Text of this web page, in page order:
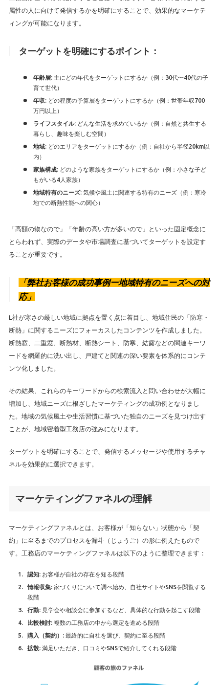
属性の人に向けて発信するかを明確にすることで、効果的なマーケテ
ィングが可能になります。
ターゲットを明確にするポイント：
年齢層: 主にどの年代をターゲットにするか（例：30代〜40代の子
育て世代）
年収: どの程度の予算層をターゲットにするか（例：世帯年収700
万円以上）
ライフスタイル: どんな生活を求めているか（例：自然と共生する
暮らし、趣味を楽しむ空間）
地域: どのエリアをターゲットにするか（例：自社から半径20km以
内）
家族構成: どのような家族をターゲットにするか（例：小さな子ど
もがいる4人家族）
地域特有のニーズ: 気候や風土に関連する特有のニーズ（例：寒冷
地での断熱性能への関心）
「高額の物なので」「年齢の高い方が多いので」といった固定概念に
とらわれず、実際のデータや市場調査に基づいてターゲットを設定す
ることが重要です。
「弊社お客様の成功事例ー地域特有のニーズへの対
応」
L社が寒さの厳しい地域に拠点を置く点に着目し、地域住民の「防寒・
断熱」に関するニーズにフォーカスしたコンテンツを作成しました。
断熱窓、二重窓、断熱材、断熱シート、防寒、結露などの関連キーワ
ードを網羅的に洗い出し、戸建てと関連の深い要素を体系的にコンテ
ンツ化しました。
その結果、これらのキーワードからの検索流入と問い合わせが大幅に
増加し、地域ニーズに根ざしたマーケティングの成功例となりまし
た。地域の気候風土や生活習慣に基づいた独自のニーズを見つけ出す
ことが、地域密着型工務店の強みになります。
ターゲットを明確にすることで、発信するメッセージや使用するチャ
ネルを効果的に選択できます。
マーケティングファネルの理解
マーケティングファネルとは、お客様が「知らない」状態から「契
約」に至るまでのプロセスを漏斗（じょうご）の形に例えたもので
す。工務店のマーケティングファネルは以下のように整理できます：
認知: お客様が自社の存在を知る段階
情報収集: 家づくりについて調べ始め、自社サイトやSNSを閲覧する
段階
行動: 見学会や相談会に参加するなど、具体的な行動を起こす段階
比較検討: 複数の工務店の中から選定を進める段階
購入（契約） : 最終的に自社を選び、契約に至る段階
拡散: 満足いただき、口コミやSNSで紹介してくれる段階